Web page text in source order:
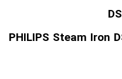
PHILIPS Steam Iron